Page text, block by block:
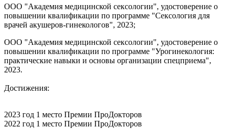
ООО "Академия медицинской сексологии", удостоверение о
повышении квалификации по программе "Сексология для
врачей акушеров-гинекологов", 2023;
ООО "Академия медицинской сексологии", удостоверение о
повышении квалификации по программе "Урогинекология:
практические навыки и основы организации спецприема",
2023.
Достижения:
2023 год 1 место Премии ПроДокторов
2022 год 1 место Премии ПроДокторов